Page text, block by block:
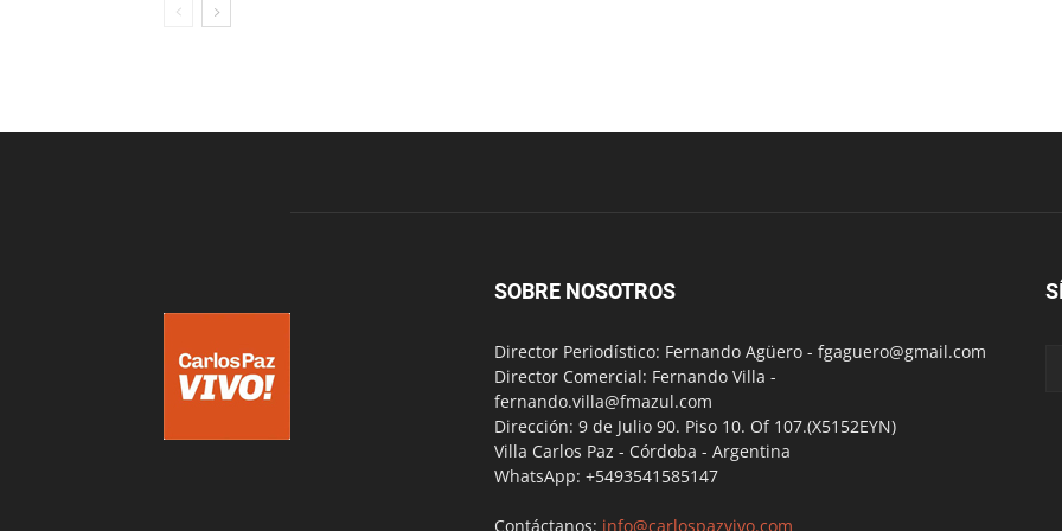
SOBRE NOSOTROS
Director Periodístico: Fernando Agüero - fgaguero@gmail.com
Director Comercial: Fernando Villa -
fernando.villa@fmazul.com
Dirección: 9 de Julio 90. Piso 10. Of 107.(X5152EYN)
Villa Carlos Paz - Córdoba - Argentina
WhatsApp: +5493541585147
Contáctanos: info@carlospazvivo.com